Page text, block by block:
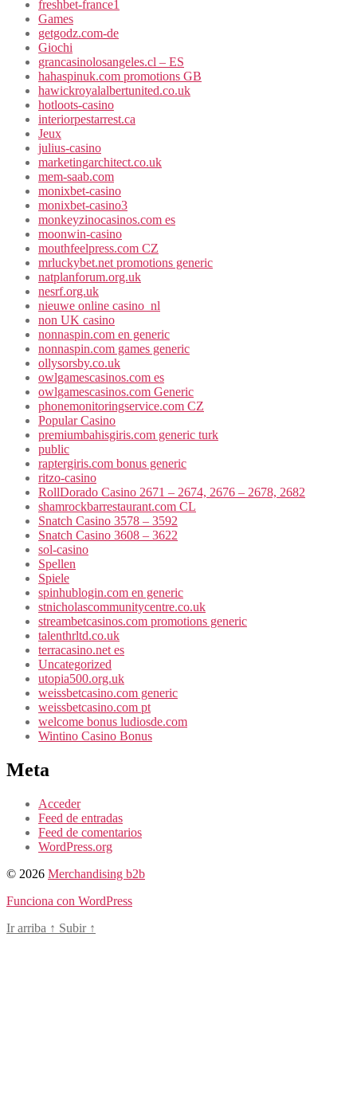
freshbet-france1
Games
getgodz.com-de
Giochi
grancasinolosangeles.cl – ES
hahaspinuk.com promotions GB
hawickroyalalbertunited.co.uk
hotloots-casino
interiorpestarrest.ca
Jeux
julius-casino
marketingarchitect.co.uk
mem-saab.com
monixbet-casino
monixbet-casino3
monkeyzinocasinos.com es
moonwin-casino
mouthfeelpress.com CZ
mrluckybet.net promotions generic
natplanforum.org.uk
nesrf.org.uk
nieuwe online casino_nl
non UK casino
nonnaspin.com en generic
nonnaspin.com games generic
ollysorsby.co.uk
owlgamescasinos.com es
owlgamescasinos.com Generic
phonemonitoringservice.com CZ
Popular Casino
premiumbahisgiris.com generic turk
public
raptergiris.com bonus generic
ritzo-casino
RollDorado Casino 2671 – 2674, 2676 – 2678, 2682
shamrockbarrestaurant.com CL
Snatch Casino 3578 – 3592
Snatch Casino 3608 – 3622
sol-casino
Spellen
Spiele
spinhublogin.com en generic
stnicholascommunitycentre.co.uk
streambetcasinos.com promotions generic
talenthrltd.co.uk
terracasino.net es
Uncategorized
utopia500.org.uk
weissbetcasino.com generic
weissbetcasino.com pt
welcome bonus ludiosde.com
Wintino Casino Bonus
Meta
Acceder
Feed de entradas
Feed de comentarios
WordPress.org
© 2026 Merchandising b2b
Funciona con WordPress
Ir arriba ↑ Subir ↑